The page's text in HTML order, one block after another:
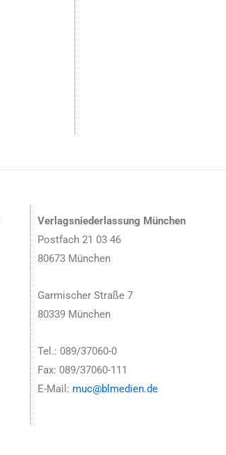
Verlagsniederlassung München
Postfach 21 03 46
80673 München
Garmischer Straße 7
80339 München
Tel.: 089/37060-0
Fax: 089/37060-111
E-Mail: muc@blmedien.de